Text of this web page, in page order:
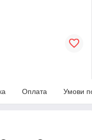
Оплата Умови